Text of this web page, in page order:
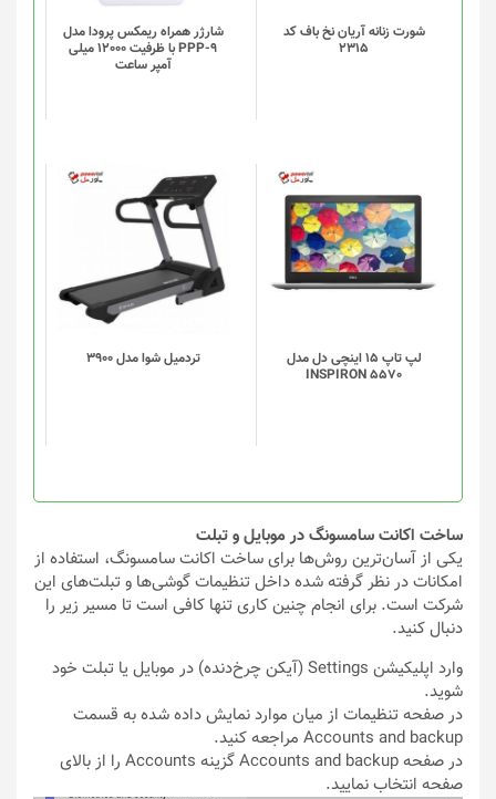
شورت زنانه آریان نخ باف کد
2315
گزینه
ها
محصول
انتخاب
شوند
شارژر همراه ریمکس پرودا مدل
PPP-9 با ظرفیت 12000 میلی
آمپر ساعت
لپ تاپ 15 اینچی دل مدل
INSPIRON 5570
تردميل شوا مدل 3900
ساخت اکانت سامسونگ در موبایل و تبلت
یکی از آسان‌ترین روش‌ها برای ساخت اکانت سامسونگ، استفاده از
امکانات در نظر گرفته شده داخل تنظیمات گوشی‌ها و تبلت‌های این
شرکت است. برای انجام چنین کاری تنها کافی است تا مسیر زیر را
دنبال کنید.
وارد اپلیکیشن Settings (آیکن چرخ‌دنده) در موبایل یا تبلت خود
شوید.
در صفحه تنظیمات از میان موارد نمایش داده شده به قسمت
Accounts and backup مراجعه کنید.
در صفحه Accounts and backup گزینه Accounts را از بالای
صفحه انتخاب نمایید.